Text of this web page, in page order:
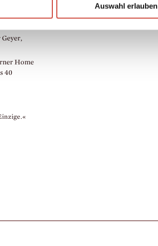
Auswahl erlauben
Home
40